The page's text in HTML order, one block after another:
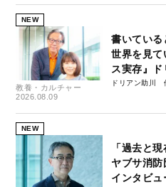
NEW
教養・カルチャー
2026.08.09
書いている
世界を見
ス実存』
ドリアン助川
NEW
「過去と
ヤブサ消
インタビ